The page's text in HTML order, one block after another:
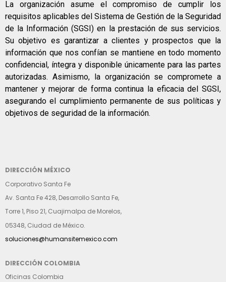
La organización asume el compromiso de cumplir los
requisitos aplicables del Sistema de Gestión de la Seguridad
de la Información (SGSI) en la prestación de sus servicios.
Su objetivo es garantizar a clientes y prospectos que la
información que nos confían se mantiene en todo momento
confidencial, íntegra y disponible únicamente para las partes
autorizadas. Asimismo, la organización se compromete a
mantener y mejorar de forma continua la eficacia del SGSI,
asegurando el cumplimiento permanente de sus políticas y
objetivos de seguridad de la información.
DIRECCIÓN MÉXICO
Corporativo Santa Fe
Av. Santa Fe 428, Desarrollo Santa Fe,
Torre 1, Piso 21, Cuajimalpa de Morelos,
05348, Ciudad de México.
soluciones@humansitemexico.com
DIRECCIÓN COLOMBIA
Oficinas Colombia